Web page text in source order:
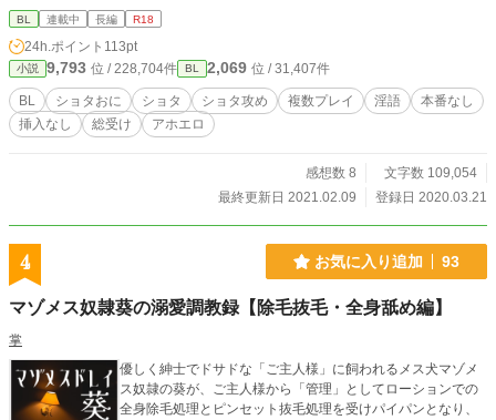
※急にショタおに沼に落ちたので一晩で書きました。人様にBLをお見せするの
初めてなので、もしよければ感想お聞かせ願えれば幸いです。そもそもBLは書
き上げたのも初めてという。というかBLというよりただショタに弄ばれるお兄
さんが見たかっただけという。ショタに淫語言わせる加減が分からないという。
※ピクシブ、ムーンライトノベルズにも同じものを投稿しています 第１章 全
ての始まり 第２章 R-18要素ほぼない日常回 （作者が）キャラを掴む回 第３
章 お仕置きプレイ オナ指示 背中責め背中舐めが好きなので盛り込んでみま
BL 連載中 長編 R18
24h.ポイント 113pt
小説 9,793 位 / 228,704件 BL 2,069 位 / 31,407件
BL ショタおに ショタ ショタ攻め 複数プレイ 淫語
本番なし
挿入なし
総受け アホエロ
感想数 8
文字数 109,054
最終更新日 2021.02.09
登録日 2020.03.21
4 お気に入り追加 93
マゾメス奴隷葵の溺愛調教録【除毛抜毛・全身舐め編】
掌
優しく紳士でドサドな「ご主人様」に飼われるメス犬マゾメ
ス奴隷の葵が、ご主人様から「管理」としてローションでの
全身除毛処理とピンセット抜毛処理を受けパイパンとなり、